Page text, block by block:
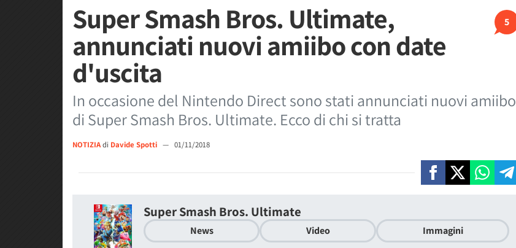
5
Super Smash Bros. Ultimate,
annunciati nuovi amiibo con date
d'uscita
In occasione del Nintendo Direct sono stati annunciati nuovi amiibo
di Super Smash Bros. Ultimate. Ecco di chi si tratta
NOTIZIAdi Davide Spotti — 01/11/2018
Super Smash Bros. Ultimate
News Video Immagini